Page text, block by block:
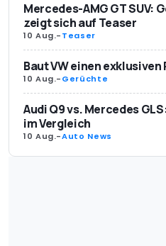
Mercedes-AMG GT SUV:
zeigt sich auf Teaser
10 Aug.-Teaser
Baut VW einen exklusiven
10 Aug.-Gerüchte
Audi Q9 vs. Mercedes
im Vergleich
10 Aug.-Auto News